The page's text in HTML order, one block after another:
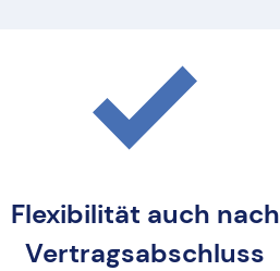
Flexibilität auch nach
Vertragsabschluss